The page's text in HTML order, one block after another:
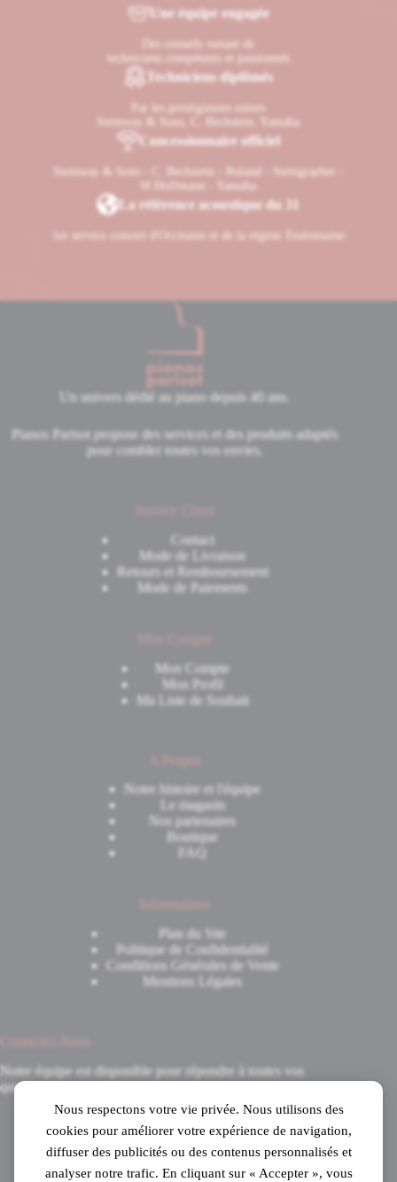
Nous respectons votre vie privée. Nous utilisons des
cookies pour améliorer votre expérience de navigation,
diffuser des publicités ou des contenus personnalisés et
analyser notre trafic. En cliquant sur « Accepter », vous
Une équipe engagée
Des conseils venant de
techniciens compétents et passionnés
Techniciens diplômés
Par les prestigieuses usines
Steinway & Sons, C. Bechstein, Yamaha
Concessionnaire officiel
Steinway & Sons - C. Bechstein - Roland - Steingraeber -
W.Hoffmann - Yamaha
La référence acoustique du 31
1er service concert d'Occitanie et de la région Toulousaine
Un univers dédié au piano depuis 40 ans.
Pianos Parisot propose des services et des produits adaptés
pour combler toutes vos envies.
Contact
Mode de Livraison
Retours et Remboursement
Mode de Paiements
Mon Compte
Mon Profil
Ma Liste de Souhait
Notre histoire et l'équipe
Le magasin
Nos partenaires
Boutique
FAQ
Plan du Site
Politique de Confidentialité
Conditions Générales de Vente
Mentions Légales
Contactez-Nous
Notre équipe est disponible pour répondre à toutes vos
questions.
8 Avenue du 8 Mai 1945
31520 Ramonville-Saint-Agne
Mardi au samedi
de 10h à 19h en continu